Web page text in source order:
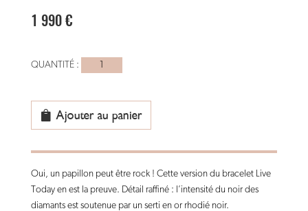
1 990€
quantité
or
blanc
today
Ajouter au panier
Oui, un papillon peut être rock ! Cette version du bracelet Live
Today en est la preuve. Détail raffiné : l’intensité du noir des
diamants est soutenue par un serti en or rhodié noir.